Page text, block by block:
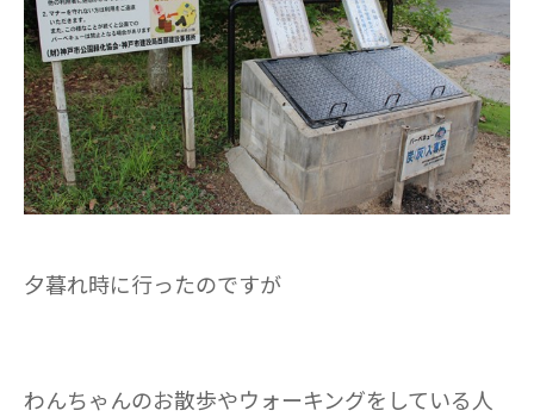
夕暮れ時に行ったのですが
わんちゃんのお散歩やウォーキングをしている人